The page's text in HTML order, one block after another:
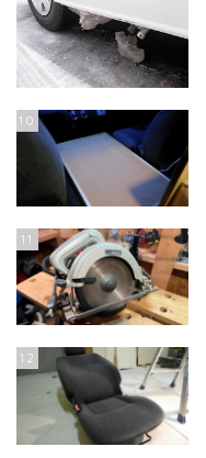
10
11
12